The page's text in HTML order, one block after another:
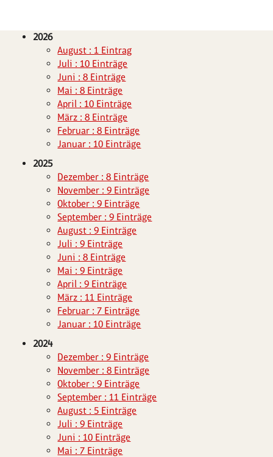
2026
August : 1 Eintrag
Juli : 10 Einträge
Juni : 8 Einträge
Mai : 8 Einträge
April : 10 Einträge
März : 8 Einträge
Februar : 8 Einträge
Januar : 10 Einträge
2025
Dezember : 8 Einträge
November : 9 Einträge
Oktober : 9 Einträge
September : 9 Einträge
August : 9 Einträge
Juli : 9 Einträge
Juni : 8 Einträge
Mai : 9 Einträge
April : 9 Einträge
März : 11 Einträge
Februar : 7 Einträge
Januar : 10 Einträge
2024
Dezember : 9 Einträge
November : 8 Einträge
Oktober : 9 Einträge
September : 11 Einträge
August : 5 Einträge
Juli : 9 Einträge
Juni : 10 Einträge
Mai : 7 Einträge